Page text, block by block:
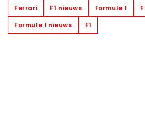
Ferrari F1 nieuws Formule 1
Formule 1 nieuws
F1